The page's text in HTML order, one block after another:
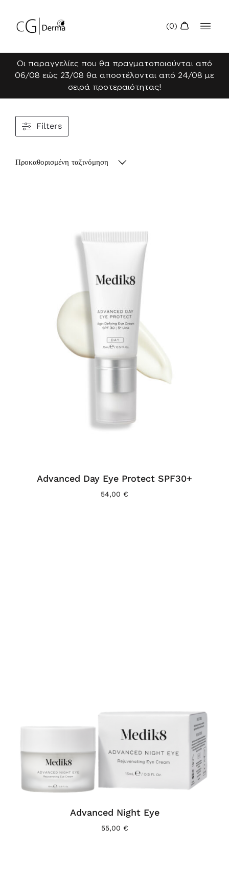
Οι παραγγελίες που θα πραγματοποιούνται από
06/08 εώς 23/08 θα αποστέλονται από 24/08 με
σειρά προτεραιότητας!
Filters
Advanced Day Eye Protect SPF30+
54,00 €
Advanced Night Eye
55,00 €